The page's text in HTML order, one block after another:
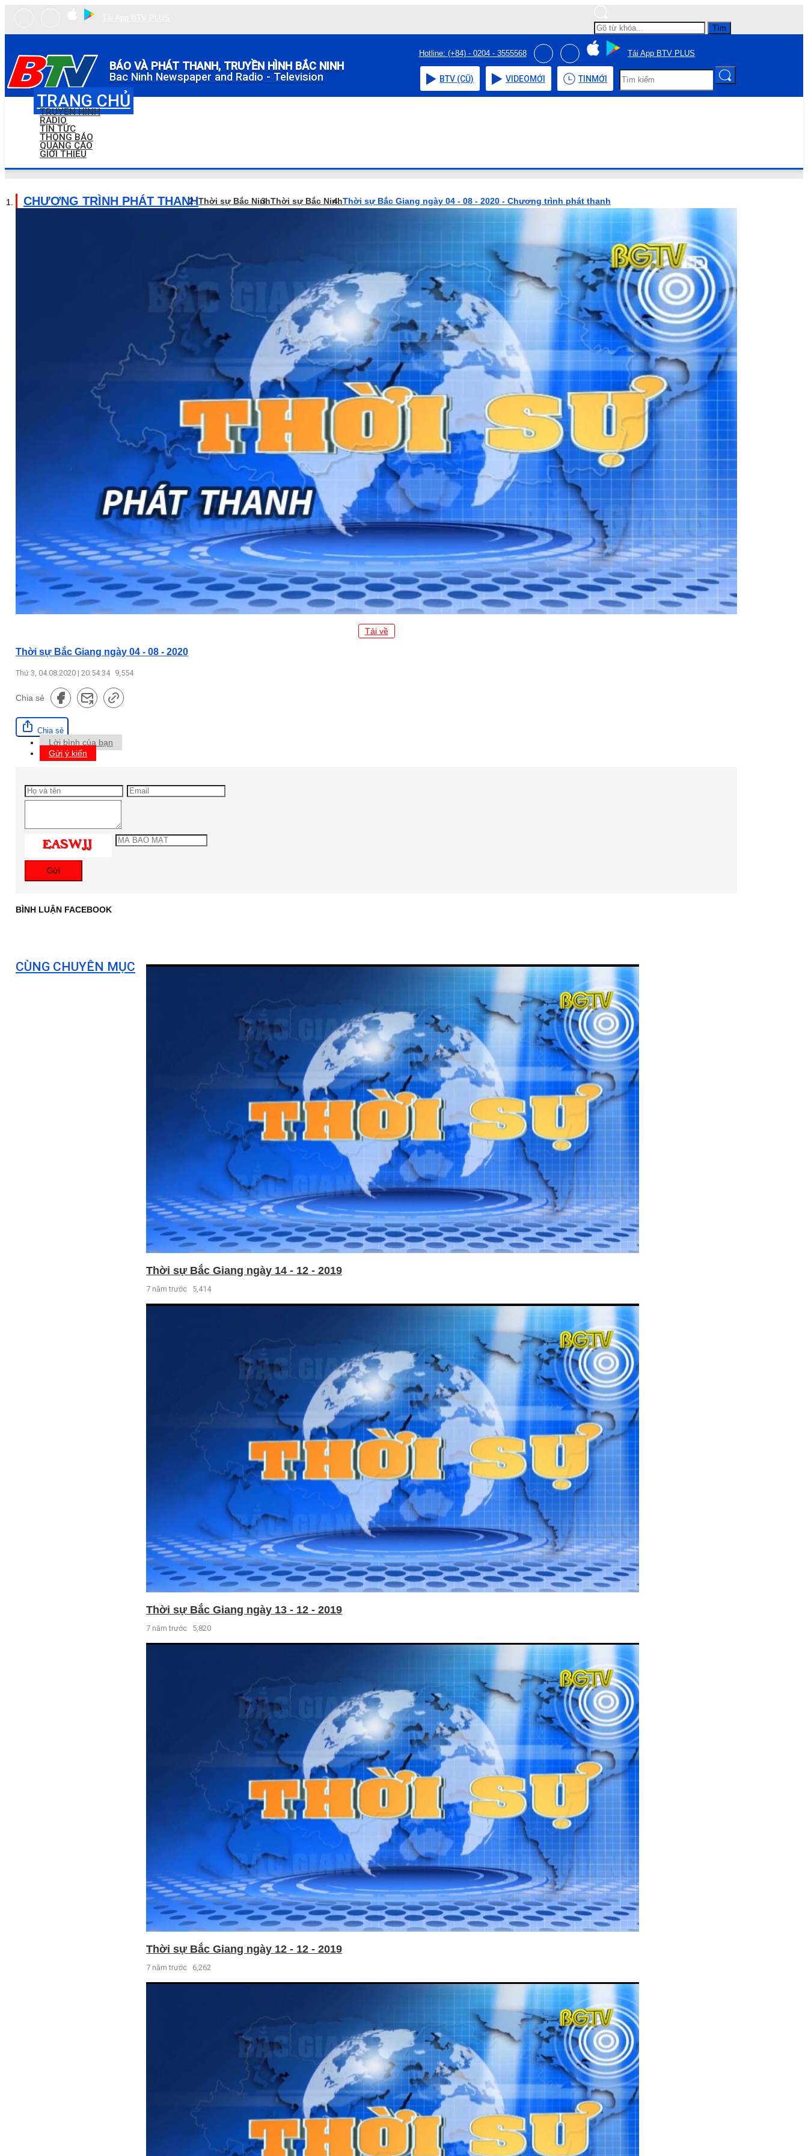
Tìm
BÁO VÀ PHÁT THANH, TRUYỀN HÌNH BẮC NINH
Bac Ninh Newspaper and Radio - Television
Hotline: (+84) - 0204 - 3555568 Tải App BTV PLUS
BTV (CŨ) VIDEOMỚI TIN MỚI
TRANG CHỦ
TRUYỀN HÌNH
RADIO
TIN TỨC
THÔNG BÁO
QUẢNG CÁO
GIỚI THIỆU
CHƯƠNG TRÌNH PHÁT THANHThời sự Bắc NinhThời sự Bắc NinhThời sự Bắc Giang ngày 04 - 08 - 2020 - Chương trình phát thanh
Tải về
Thời sự Bắc Giang ngày 04 - 08 - 2020
Thứ 3, 04.08.2020 | 20:54:34 9,554
Chia sẻ
Chia sẻ
Lời bình của bạn
Gửi ý kiến
Gửi
BÌNH LUẬN FACEBOOK
CÙNG CHUYÊN MỤC
Thời sự Bắc Giang ngày 14 - 12 - 2019
7 năm trước 5,414
Thời sự Bắc Giang ngày 13 - 12 - 2019
7 năm trước 5,820
Thời sự Bắc Giang ngày 12 - 12 - 2019
7 năm trước 6,262